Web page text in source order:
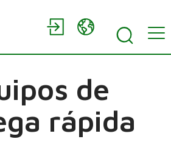
de
rápida